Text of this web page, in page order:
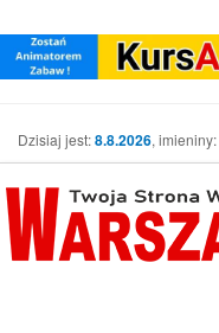
Dzisiaj jest:8.8.2026, imieniny: